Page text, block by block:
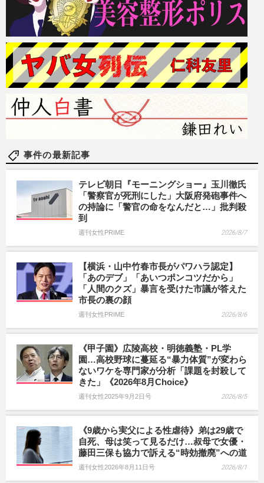
事件の最新記事
テレビ朝日『モーニングショー』玉川徹氏
「警察官が死刑にした」大阪府発砲事件へ
の持論に「警官の命をなんだと…」批判殺
到
週刊女性PRIME 2026/8/7
【横浜・山中竹春市長がパワハラ認定】
「あのデブ」「あいつポンコツだから」
「人間のクズ」暴言を受けた市議が答えた
市長の裏の顔
週刊女性PRIME 2026/8/6
《甲子園》広陵高校・明徳義塾・PL学
園…高校野球に蔓延る“暴力体質”が変わら
ないワケを専門家が分析「課題を封殺して
きた」《2026年8月Choice》
週刊女性2025年9月2日号 2026/8/5
《9歳から実父による性虐待》弟は29歳で
自死、母は笑って見るだけ…叔母で女優・
藤田三保も協力で訴える“時効撤廃”への道
週刊女性2026年8月11日号 2026/8/1